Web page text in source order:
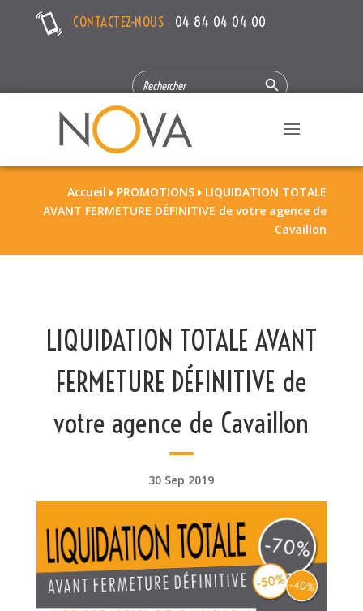
CONTACTEZ-NOUS 04 84 04 04 00
SEARCH
FOR:
Search Button
Accueil  PROMOTIONS  LIQUIDATION TOTALE
AVANT FERMETURE DÉFINITIVE de votre agence de
Cavaillon
LIQUIDATION TOTALE AVANT
FERMETURE DÉFINITIVE de
votre agence de Cavaillon
30 Sep 2019